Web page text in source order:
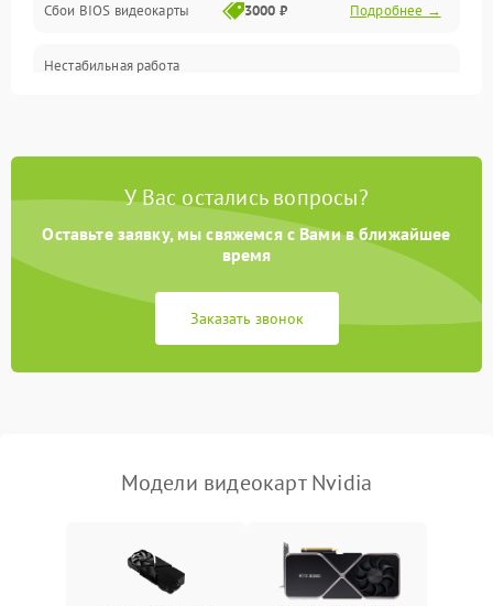
ПО
Электронные компоненты
Общие поломки
Система охлаждения
Экран (дисплей)
Программные сбои
Сбои BIOS видеокарты 3000 ₽ Подробнее →
Нестабильная работа
У Вас остались вопросы?
Оставьте заявку, мы свяжемся с Вами в ближайшее
время
Заказать звонок
Модели видеокарт Nvidia